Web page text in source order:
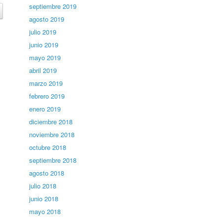
septiembre 2019
agosto 2019
julio 2019
junio 2019
mayo 2019
abril 2019
marzo 2019
febrero 2019
enero 2019
diciembre 2018
noviembre 2018
octubre 2018
septiembre 2018
agosto 2018
julio 2018
junio 2018
mayo 2018